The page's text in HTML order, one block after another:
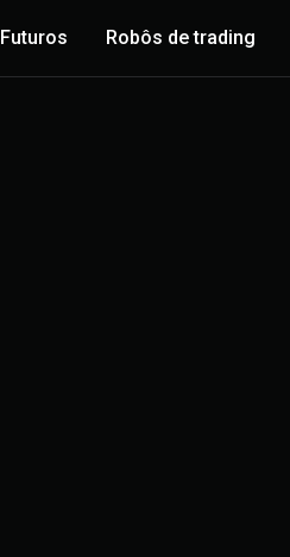
Futuros Robôs de trading